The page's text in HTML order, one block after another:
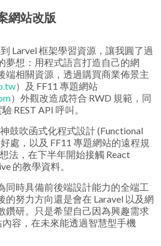
網站改版
框架學習資源，讓我圓了過
夢想：用程式語言打造自己的網
端相關資源，透過購買商業佈景主
）及 FF11 專題網站
）外觀改造成符合 RWD 規範，同
REST API 呼叫。
吹函式化程式設計 (Functional
處，以及 FF11 專題網站的遠程規
法，在下半年開始接觸 React
的教學資料。
時具備前後端設計能力的全端工
的努力方向還是會在 Laravel 以及網
鑽研。只是希望自己因為興趣需求
容，在未來能透過智慧型手機